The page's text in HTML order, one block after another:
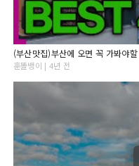
(부산맛집)부산에 오면 꼭 가봐야
훈똘뱅이 | 4년 전